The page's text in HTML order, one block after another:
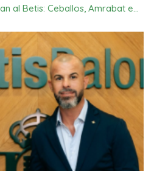
al Betis: Ceballos, Amrabat e…